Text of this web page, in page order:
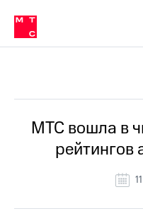
Медиа-центр
и акционерам
Устойчивое развитие
Комплаенс и деловая этика
компании
Карьера
История
компании
Руководство
в МТС
Пресс-
релизы
о технологиях
МТС вошла в
рейтингов